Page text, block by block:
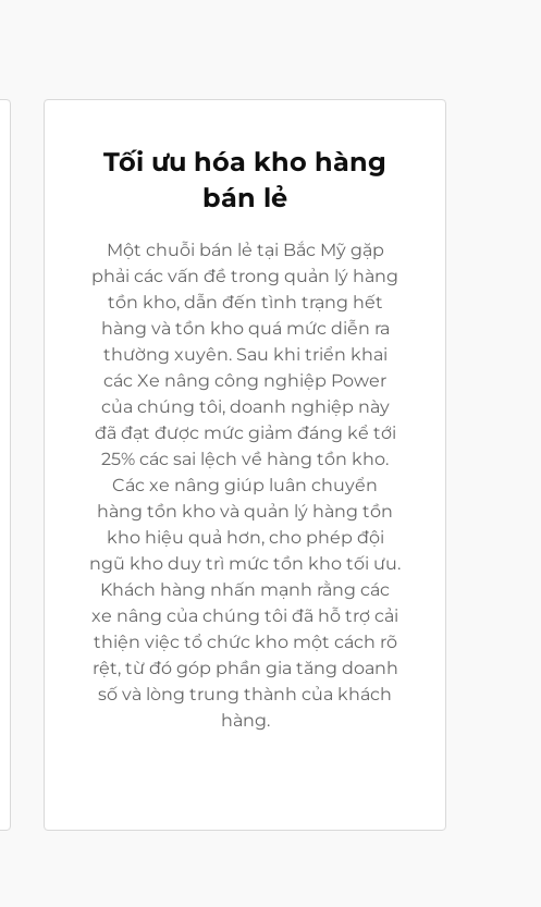
Tối ưu hóa kho hàng
bán lẻ
Một chuỗi bán lẻ tại Bắc Mỹ gặp
phải các vấn đề trong quản lý hàng
tồn kho, dẫn đến tình trạng hết
hàng và tồn kho quá mức diễn ra
thường xuyên. Sau khi triển khai
các Xe nâng công nghiệp Power
của chúng tôi, doanh nghiệp này
đã đạt được mức giảm đáng kể tới
25% các sai lệch về hàng tồn kho.
Các xe nâng giúp luân chuyển
hàng tồn kho và quản lý hàng tồn
kho hiệu quả hơn, cho phép đội
ngũ kho duy trì mức tồn kho tối ưu.
Khách hàng nhấn mạnh rằng các
xe nâng của chúng tôi đã hỗ trợ cải
thiện việc tổ chức kho một cách rõ
rệt, từ đó góp phần gia tăng doanh
số và lòng trung thành của khách
hàng.